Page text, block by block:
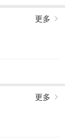
更多
更多